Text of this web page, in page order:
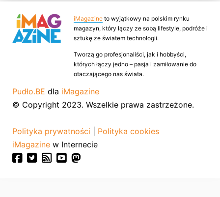
iMagazine to wyjątkowy na polskim rynku
magazyn, który łączy ze sobą lifestyle, podróże i
sztukę ze światem technologii.
Tworzą go profesjonaliści, jak i hobbyści,
których łączy jedno – pasja i zamiłowanie do
otaczającego nas świata.
Pudło.BE dla iMagazine
© Copyright 2023. Wszelkie prawa zastrzeżone.
Polityka prywatności
Polityka cookies
iMagazine w Internecie